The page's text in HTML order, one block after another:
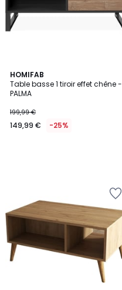
HOMIFAB
Table basse 1 tiroir effet chêne -
PALMA
199,99 €
149,99 € -25%